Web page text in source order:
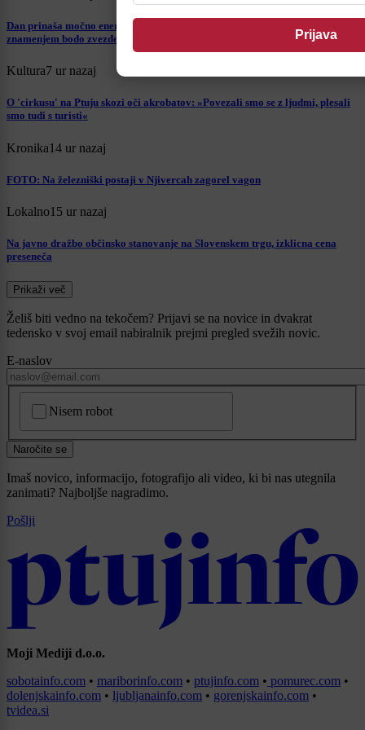
Dan prinaša močno energijo in nepričakovane preobrate: Katerim
znamenjem bodo zvezde najbolj naklonjene?
Kultura7 ur nazaj
O 'cirkusu' na Ptuju skozi oči akrobatov: »Povezali smo se z ljudmi, plesali
smo tudi s turisti«
Kronika14 ur nazaj
FOTO: Na železniški postaji v Njivercah zagorel vagon
Lokalno15 ur nazaj
Na javno dražbo občinsko stanovanje na Slovenskem trgu, izklicna cena
preseneča
Prikaži več
Želiš biti vedno na tekočem? Prijavi se na novice in dvakrat
tedensko v svoj email nabiralnik prejmi pregled svežih novic.
E-naslov
Nisem robot
Naročite se
Imaš novico, informacijo, fotografijo ali video, ki bi nas utegnila
zanimati? Najboljše nagradimo.
Pošlji
Moji Mediji d.o.o.
sobotainfo.com • mariborinfo.com • ptujinfo.com • pomurec.com •
dolenjskainfo.com • ljubljanainfo.com • gorenjskainfo.com •
tvidea.si